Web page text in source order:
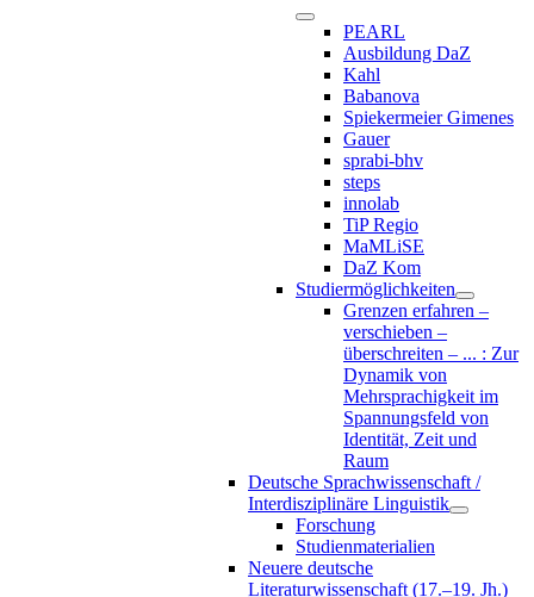
PEARL
Ausbildung DaZ
Kahl
Babanova
Spiekermeier Gimenes
Gauer
sprabi-bhv
steps
innolab
TiP Regio
MaMLiSE
DaZ Kom
Studiermöglichkeiten
Grenzen erfahren –
verschieben –
überschreiten – ... : Zur
Dynamik von
Mehrsprachigkeit im
Spannungsfeld von
Identität, Zeit und
Raum
Deutsche Sprachwissenschaft /
Interdisziplinäre Linguistik
Forschung
Studienmaterialien
Neuere deutsche
Literaturwissenschaft (17.–19. Jh.)